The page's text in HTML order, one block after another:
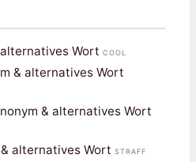
Wort cool
& alternatives Wort
& alternatives Wort
alternatives Wort straff